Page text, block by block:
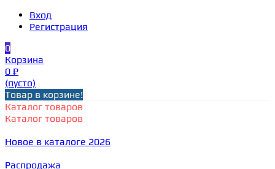
Вход
Регистрация
0
Корзина
0 ₽
(пусто)
Товар в корзине!
Каталог товаров
Каталог товаров
Новое в каталоге 2026
Распродажа